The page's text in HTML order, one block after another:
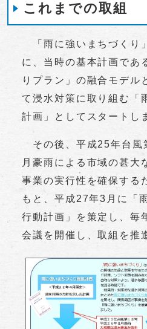
これまでの取組
「雨に強いまちづくり
に、当時の基本計画であ
りプラン」の融合モデル
て浸水対策に取り組む「
計画」としてスタート
その後、平成25年台風
月豪雨による市域の甚大
事業の実行性を確保する
もと、平成27年3月に「
行動計画」を策定し、毎
会議を開催し、取組を推